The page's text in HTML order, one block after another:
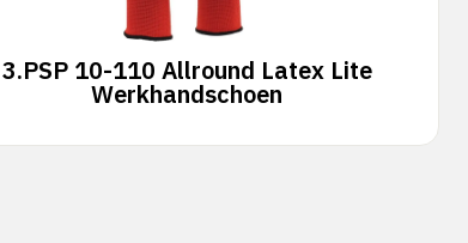
3.PSP 10-110 Allround Latex Lite
Werkhandschoen